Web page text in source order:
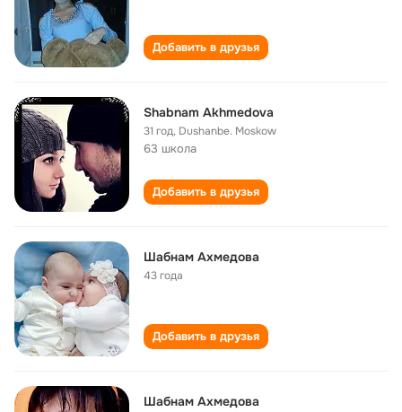
Добавить в друзья
Shabnam Akhmedova
31 год, Dushanbe. Moskow
63 школа
Добавить в друзья
Шабнам Ахмедова
43 года
Добавить в друзья
Шабнам Ахмедова